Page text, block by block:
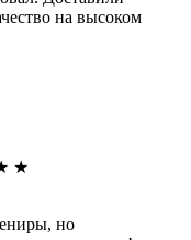
на высоком
★
но